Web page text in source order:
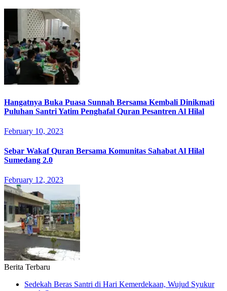
Hangatnya Buka Puasa Sunnah Bersama Kembali Dinikmati
Puluhan Santri Yatim Penghafal Quran Pesantren Al Hilal
February 10, 2023
Sebar Wakaf Quran Bersama Komunitas Sahabat Al Hilal
Sumedang 2.0
February 12, 2023
Berita Terbaru
Sedekah Beras Santri di Hari Kemerdekaan, Wujud Syukur